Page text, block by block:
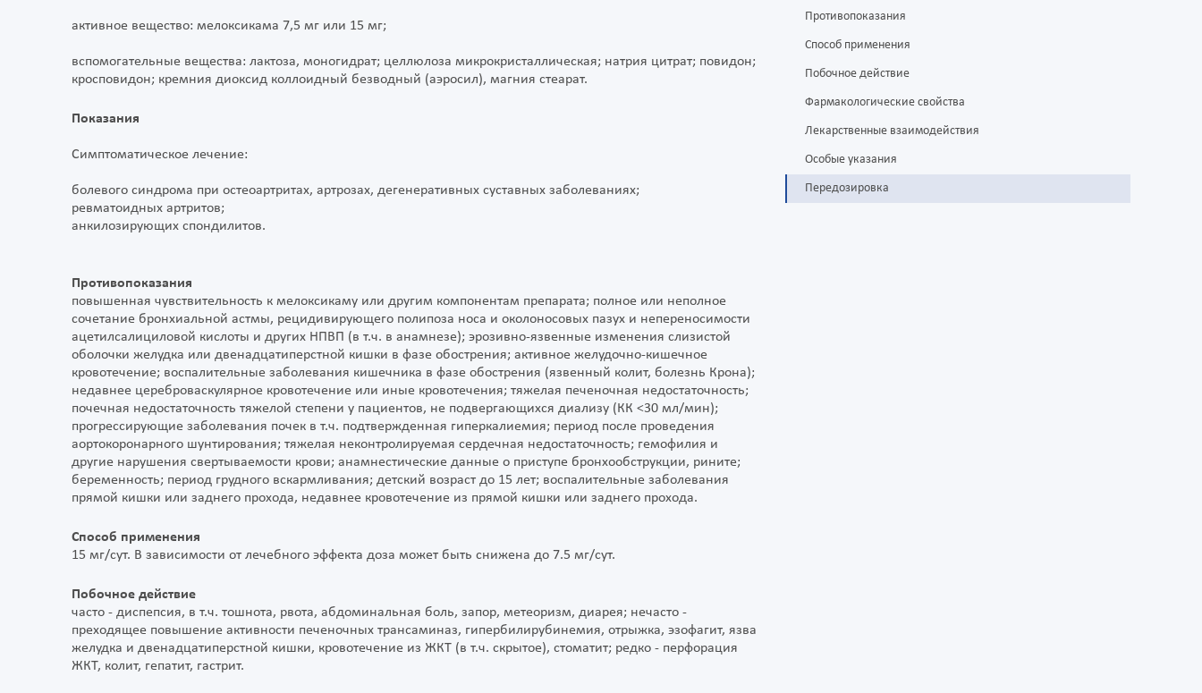
активное вещество: мелоксикама 7,5 мг или 15 мг;
вспомогательные вещества: лактоза, моногидрат; целлюлоза микрокристаллическая; натрия цитрат; повидон;
кросповидон; кремния диоксид коллоидный безводный (аэросил), магния стеарат.
Показания
Симптоматическое лечение:
болевого синдрома при остеоартритах, артрозах, дегенеративных суставных заболеваниях;
ревматоидных артритов;
анкилозирующих спондилитов.
Противопоказания
повышенная чувствительность к мелоксикаму или другим компонентам препарата; полное или неполное
сочетание бронхиальной астмы, рецидивирующего полипоза носа и околоносовых пазух и непереносимости
ацетилсалициловой кислоты и других НПВП (в т.ч. в анамнезе); эрозивно-язвенные изменения слизистой
оболочки желудка или двенадцатиперстной кишки в фазе обострения; активное желудочно-кишечное
кровотечение; воспалительные заболевания кишечника в фазе обострения (язвенный колит, болезнь Крона);
недавнее цереброваскулярное кровотечение или иные кровотечения; тяжелая печеночная недостаточность;
почечная недостаточность тяжелой степени у пациентов, не подвергающихся диализу (КК <30 мл/мин);
прогрессирующие заболевания почек в т.ч. подтвержденная гиперкалиемия; период после проведения
аортокоронарного шунтирования; тяжелая неконтролируемая сердечная недостаточность; гемофилия и
другие нарушения свертываемости крови; анамнестические данные о приступе бронхообструкции, рините;
беременность; период грудного вскармливания; детский возраст до 15 лет; воспалительные заболевания
прямой кишки или заднего прохода, недавнее кровотечение из прямой кишки или заднего прохода.
Способ применения
15 мг/сут. В зависимости от лечебного эффекта доза может быть снижена до 7.5 мг/сут.
Побочное действие
часто - диспепсия, в т.ч. тошнота, рвота, абдоминальная боль, запор, метеоризм, диарея; нечасто -
преходящее повышение активности печеночных трансаминаз, гипербилирубинемия, отрыжка, эзофагит, язва
желудка и двенадцатиперстной кишки, кровотечение из ЖКТ (в т.ч. скрытое), стоматит; редко - перфорация
ЖКТ, колит, гепатит, гастрит.
Противопоказания
Способ применения
Побочное действие
Фармакологические свойства
Лекарственные взаимодействия
Особые указания
Передозировка